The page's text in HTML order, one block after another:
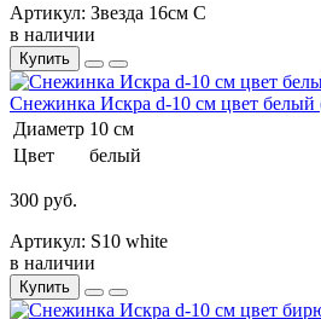
Артикул: Звезда 16см С
в наличии
Купить
Снежинка Искра d-10 см цвет белый
Диаметр 10 см
Цвет
белый
300 руб.
Артикул: S10 white
в наличии
Купить